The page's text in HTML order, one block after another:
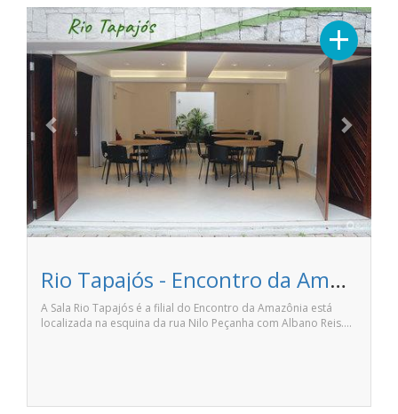
+
Previous Next
Rio Tapajós - Encontro da Amazônia
A Sala Rio Tapajós é a filial do Encontro da Amazônia está
localizada na esquina da rua Nilo Peçanha com Albano Reis.…